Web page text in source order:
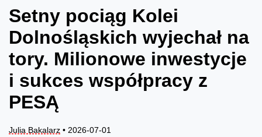
Setny pociąg Kolei
Dolnośląskich wyjechał na
tory. Milionowe inwestycje
i sukces współpracy z
PESĄ
Julia Bakalarz • 2026-07-01